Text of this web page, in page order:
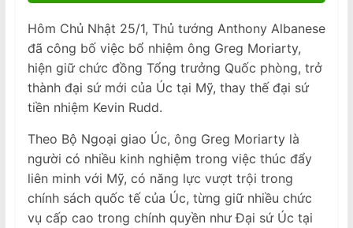
Hôm Chủ Nhật 25/1, Thủ tướng Anthony Albanese
đã công bố việc bổ nhiệm ông Greg Moriarty,
hiện giữ chức đồng Tổng trưởng Quốc phòng, trở
thành đại sứ mới của Úc tại Mỹ, thay thế đại sứ
tiền nhiệm Kevin Rudd.
Theo Bộ Ngoại giao Úc, ông Greg Moriarty là
người có nhiều kinh nghiệm trong việc thúc đẩy
liên minh với Mỹ, có năng lực vượt trội trong
chính sách quốc tế của Úc, từng giữ nhiều chức
vụ cấp cao trong chính quyền như Đại sứ Úc tại